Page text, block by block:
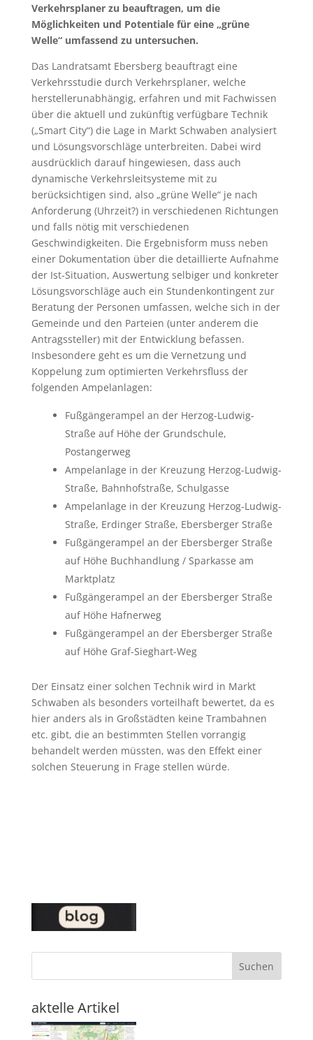
Verkehrsplaner zu beauftragen, um die
Möglichkeiten und Potentiale für eine „grüne
Welle“ umfassend zu untersuchen.
Das Landratsamt Ebersberg beauftragt eine
Verkehrsstudie durch Verkehrsplaner, welche
herstellerunabhängig, erfahren und mit Fachwissen
über die aktuell und zukünftig verfügbare Technik
(„Smart City“) die Lage in Markt Schwaben analysiert
und Lösungsvorschläge unterbreiten. Dabei wird
ausdrücklich darauf hingewiesen, dass auch
dynamische Verkehrsleitsysteme mit zu
berücksichtigen sind, also „grüne Welle“ je nach
Anforderung (Uhrzeit?) in verschiedenen Richtungen
und falls nötig mit verschiedenen
Geschwindigkeiten. Die Ergebnisform muss neben
einer Dokumentation über die detaillierte Aufnahme
der Ist-Situation, Auswertung selbiger und konkreter
Lösungsvorschläge auch ein Stundenkontingent zur
Beratung der Personen umfassen, welche sich in der
Gemeinde und den Parteien (unter anderem die
Antragssteller) mit der Entwicklung befassen.
Insbesondere geht es um die Vernetzung und
Koppelung zum optimierten Verkehrsfluss der
folgenden Ampelanlagen:
Fußgängerampel an der Herzog-Ludwig-
Straße auf Höhe der Grundschule,
Postangerweg
Ampelanlage in der Kreuzung Herzog-Ludwig-
Straße, Bahnhofstraße, Schulgasse
Ampelanlage in der Kreuzung Herzog-Ludwig-
Straße, Erdinger Straße, Ebersberger Straße
Fußgängerampel an der Ebersberger Straße
auf Höhe Buchhandlung / Sparkasse am
Marktplatz
Fußgängerampel an der Ebersberger Straße
auf Höhe Hafnerweg
Fußgängerampel an der Ebersberger Straße
auf Höhe Graf-Sieghart-Weg
Der Einsatz einer solchen Technik wird in Markt
Schwaben als besonders vorteilhaft bewertet, da es
hier anders als in Großstädten keine Trambahnen
etc. gibt, die an bestimmten Stellen vorrangig
behandelt werden müssten, was den Effekt einer
solchen Steuerung in Frage stellen würde.
Suchen
aktelle Artikel